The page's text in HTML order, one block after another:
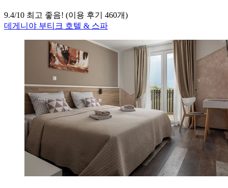
9.4/10 최고 좋음! (이용 후기 460개)
데게니야 부티크 호텔 & 스파